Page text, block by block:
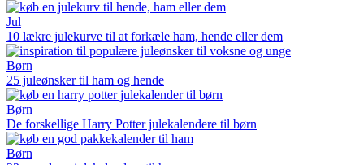
Jul
10 lækre julekurve til at forkæle ham, hende eller dem
Børn
25 juleønsker til ham og hende
Børn
De forskellige Harry Potter julekalendere til børn
Børn